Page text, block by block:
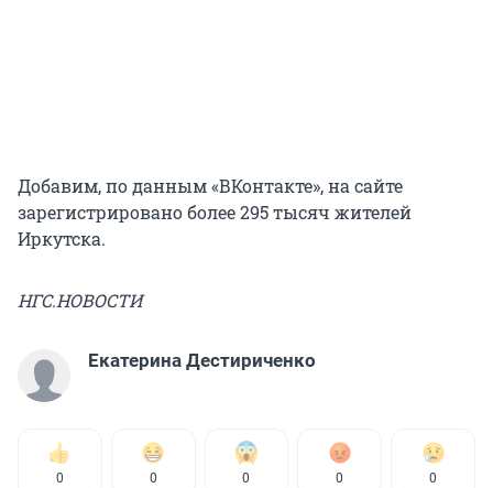
Добавим, по данным «ВКонтакте», на сайте
зарегистрировано более 295 тысяч жителей
Иркутска.
НГС.НОВОСТИ
Екатерина Дестириченко
0 0 0 0 0